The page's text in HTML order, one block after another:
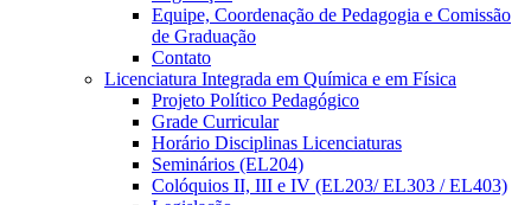
Equipe, Coordenação de Pedagogia e Comissão
de Graduação
Contato
Licenciatura Integrada em Química e em Física
Projeto Político Pedagógico
Grade Curricular
Horário Disciplinas Licenciaturas
Seminários (EL204)
Colóquios II, III e IV (EL203/ EL303 / EL403)